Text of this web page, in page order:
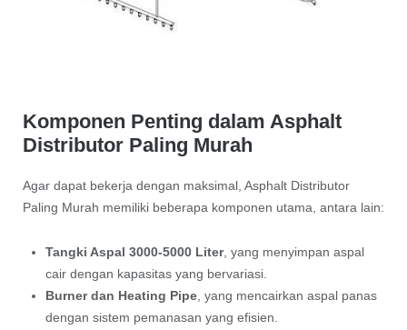
Komponen Penting dalam Asphalt
Distributor Paling Murah
Agar dapat bekerja dengan maksimal, Asphalt Distributor
Paling Murah memiliki beberapa komponen utama, antara lain:
Tangki Aspal 3000-5000 Liter, yang menyimpan aspal
cair dengan kapasitas yang bervariasi.
Burner dan Heating Pipe, yang mencairkan aspal panas
dengan sistem pemanasan yang efisien.